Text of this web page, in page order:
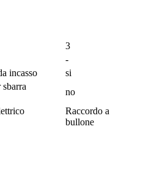
3
-
incasso
si
sbarra
no
Raccordo a
bullone